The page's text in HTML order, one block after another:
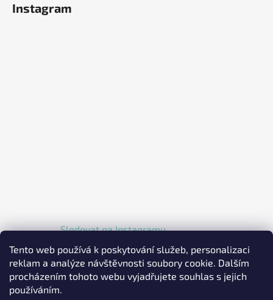
Tento web používá k poskytování služeb, personalizaci
reklam a analýze návštěvnosti soubory cookie. Dalším
procházením tohoto webu vyjadřujete souhlas s jejich
používáním.
Instagram
Sledovat na Instagramu